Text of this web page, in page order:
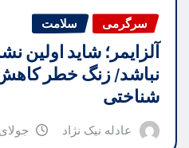
سرگرمی سلامت
آلزایمر؛ شاید اولین
نباشد/ زنگ خطر
شناختی
عادله نیک نژاد جولای 19, 2026